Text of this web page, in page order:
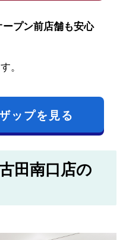
ープン前店舗も安心
。
ップを見る
田南口店の